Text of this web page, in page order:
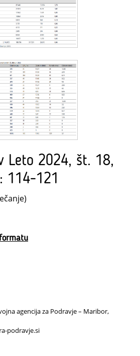
Leto 2024, št. 18,
114-121
agencija za Podravje – Maribor,
podravje.si